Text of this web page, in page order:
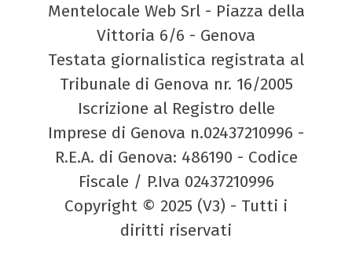
Mentelocale Web Srl - Piazza della
Vittoria 6/6 - Genova
Testata giornalistica registrata al
Tribunale di Genova nr. 16/2005
Iscrizione al Registro delle
Imprese di Genova n.02437210996 -
R.E.A. di Genova: 486190 - Codice
Fiscale / P.Iva 02437210996
Copyright © 2025 (V3) - Tutti i
diritti riservati